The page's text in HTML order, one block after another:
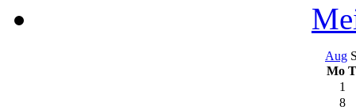
Aug
Mo
1
8